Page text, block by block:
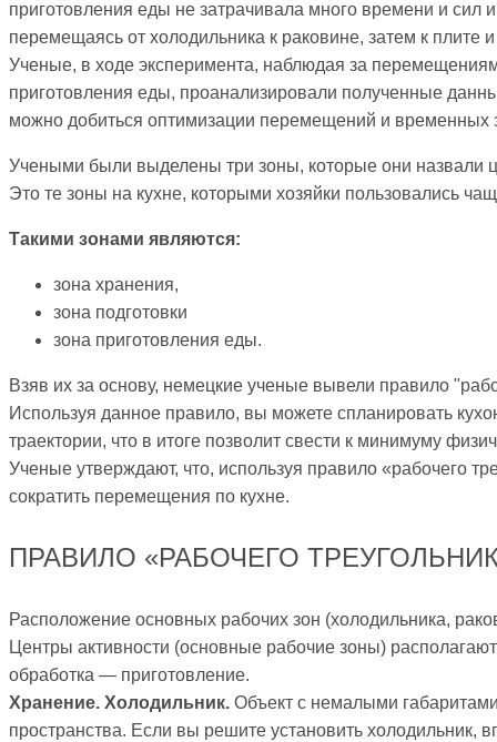
приготовления еды не затрачивала много времени и сил
перемещаясь от холодильника к раковине, затем к
Ученые, в ходе эксперимента, наблюдая за
приготовления еды, проанализировали полученные
можно добиться оптимизации перемещений и временных
Учеными были выделены три зоны, которые они назвали
Это те зоны на кухне, которыми хозяйки пользовались
Такими зонами являются:
зона хранения,
зона подготовки
зона приготовления еды.
Взяв их за основу, немецкие ученые вывели правило
Используя данное правило, вы можете спланировать
траектории, что в итоге позволит свести к минимуму
Ученые утверждают, что, используя правило «рабочего
сократить перемещения по кухне.
ПРАВИЛО «РАБОЧЕГО
Расположение основных рабочих зон (холодильника,
Центры активности (основные рабочие зоны)
обработка — приготовление.
Хранение. Холодильник. Объект с немалыми
пространства. Если вы решите установить холодильник,